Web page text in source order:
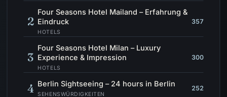
2
Four Seasons Hotel Mailand – Erfahrung &
Eindruck
HOTELS
357
3
Four Seasons Hotel Milan – Luxury
Experience & Impression
HOTELS
300
4 Berlin Sightseeing – 24 hours in Berlin
SEHENSWÜRDIGKEITEN
252